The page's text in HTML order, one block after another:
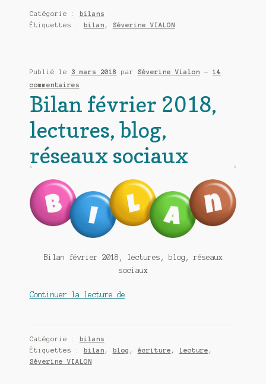
2018
Catégorie : bilans
Étiquettes : bilan , Séverine VIALON
Publié le 3 mars 2018 par Séverine Vialon — 14
commentaires
Bilan février 2018,
lectures, blog,
réseaux sociaux
Bilan février 2018, lectures, blog, réseaux
sociaux
Continuer la lecture deBilan
blog,
Catégorie : bilans
Étiquettes : bilan , blog , écriture , lecture ,
Séverine VIALON